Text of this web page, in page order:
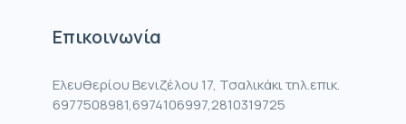
Επικοινωνία
Ελευθερίου Βενιζέλου 17, Τσαλικάκι τηλ.επικ.
6977508981,6974106997,2810319725